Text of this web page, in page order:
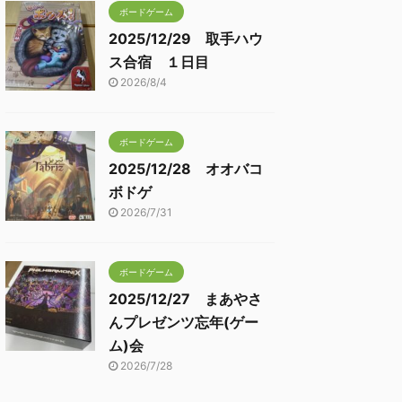
ボードゲーム
2025/12/29 取手ハウ
ス合宿 １日目
2026/8/4
ボードゲーム
2025/12/28 オオバコ
ボドゲ
2026/7/31
ボードゲーム
2025/12/27 まあやさ
んプレゼンツ忘年(ゲー
ム)会
2026/7/28